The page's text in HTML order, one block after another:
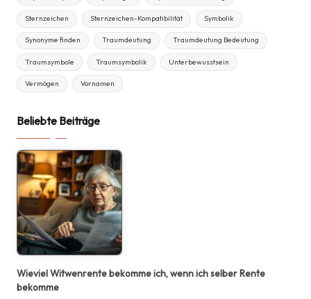
Sternzeichen Sternzeichen-Kompatibilität Symbolik
Synonyme finden Traumdeutung Traumdeutung Bedeutung
Traumsymbole Traumsymbolik Unterbewusstsein
Vermögen Vornamen
Beliebte Beiträge
Wieviel Witwenrente bekomme ich, wenn ich selber Rente
bekomme